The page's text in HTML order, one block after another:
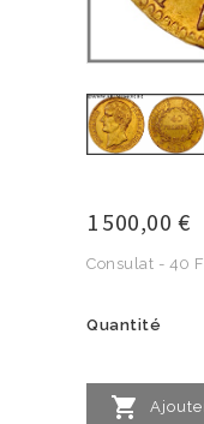
1 500,00 €
Consulat - 40
Quantité
